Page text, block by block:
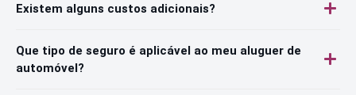
Existem alguns custos adicionais?
Que tipo de seguro é aplicável ao meu aluguer de
automóvel?